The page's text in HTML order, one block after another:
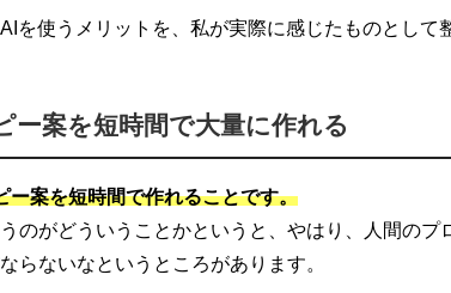
を使うメリットを、私が実際に感じたものとして
ー案を短時間で大量に作れる
ー案を短時間で作れることです。
のがどういうことかというと、やはり、人間の
らないなというところがあります。